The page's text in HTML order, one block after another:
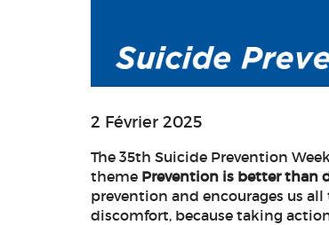
2 Février 2025
The 35th Suicide Prevention
theme Prevention is better than
prevention and encourages us
discomfort, because taking